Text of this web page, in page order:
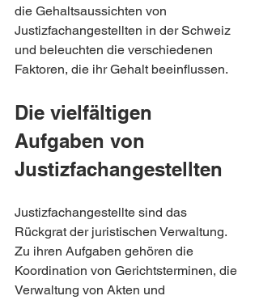
die Gehaltsaussichten von
Justizfachangestellten in der Schweiz
und beleuchten die verschiedenen
Faktoren, die ihr Gehalt beeinflussen.
Die vielfältigen
Aufgaben von
Justizfachangestellten
Justizfachangestellte sind das
Rückgrat der juristischen Verwaltung.
Zu ihren Aufgaben gehören die
Koordination von Gerichtsterminen, die
Verwaltung von Akten und